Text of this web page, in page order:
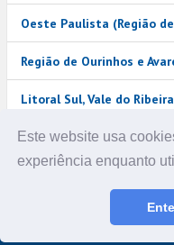
Este website usa
experiência enquanto
Oeste Paulista (Região
Região de Ourinhos e
Litoral Sul, Vale do
Regiões de Franca e
Versão completa do portal